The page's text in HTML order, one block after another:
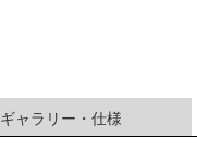
ギャラリー・仕様